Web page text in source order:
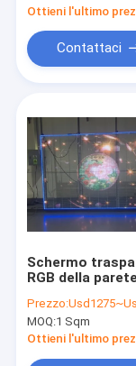
Ottieni l'ultimo
Contattaci
Schermo
RGB della
condotto lo
di
della finestra
Prezzo:
MOQ:1 Sqm
Ottieni l'ultimo